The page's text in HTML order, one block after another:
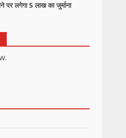
लगेगा 5 लाख का जुर्माना